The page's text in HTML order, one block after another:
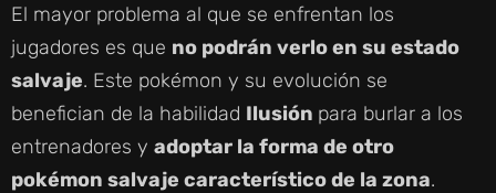
El mayor problema al que se enfrentan los
jugadores es que no podrán verlo en su estado
salvaje. Este pokémon y su evolución se
benefician de la habilidad Ilusión para burlar a los
entrenadores y adoptar la forma de otro
pokémon salvaje característico de la zona.